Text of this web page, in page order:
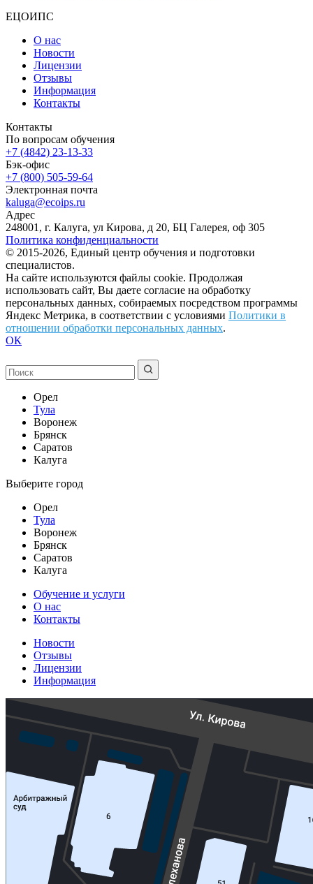
ЕЦОИПС
О нас
Новости
Лицензии
Отзывы
Информация
Контакты
Контакты
По вопросам обучения
+7 (4842) 23-13-33
Бэк-офис
+7 (800) 505-59-64
Электронная почта
kaluga@ecoips.ru
Адрес
248001, г. Калуга, ул Кирова, д 20, БЦ Галерея, оф 305
Политика конфиденциальности
© 2015-2026, Единый центр обучения и подготовки
специалистов.
На сайте используются файлы cookie. Продолжая
использовать сайт, Вы даете согласие на обработку
персональных данных, собираемых посредством программы
Яндекс Метрика, в соответствии с условиями Политики в
отношении обработки персональных данных.
ОК
Орел
Тула
Воронеж
Брянск
Саратов
Калуга
Выберите город
Орел
Тула
Воронеж
Брянск
Саратов
Калуга
Обучение и услуги
О нас
Контакты
Новости
Отзывы
Лицензии
Информация